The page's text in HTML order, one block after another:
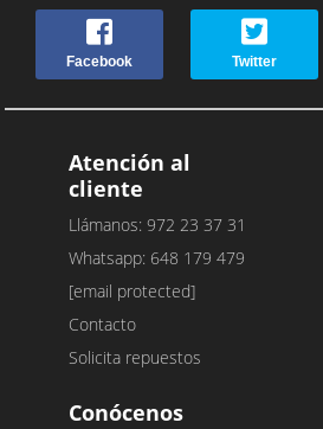
Facebook Twitter
Atención al
cliente
Llámanos: 972 23 37 31
Whatsapp: 648 179 479
[email protected]
Contacto
Solicita repuestos
Conócenos